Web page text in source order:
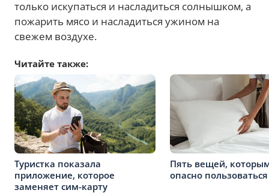
только искупаться и насладиться солнышком, а
пожарить мясо и насладиться ужином на
свежем воздухе.
Читайте также:
Туристка показала
приложение, которое
заменяет сим-карту
Пять вещей,
опасно